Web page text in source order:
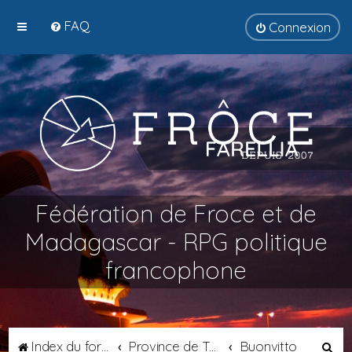
FAQ Connexion
Fédération de Froce et de
Madagascar - RPG politique
francophone
Index du forum Province de Tyrsènie Buonvitto